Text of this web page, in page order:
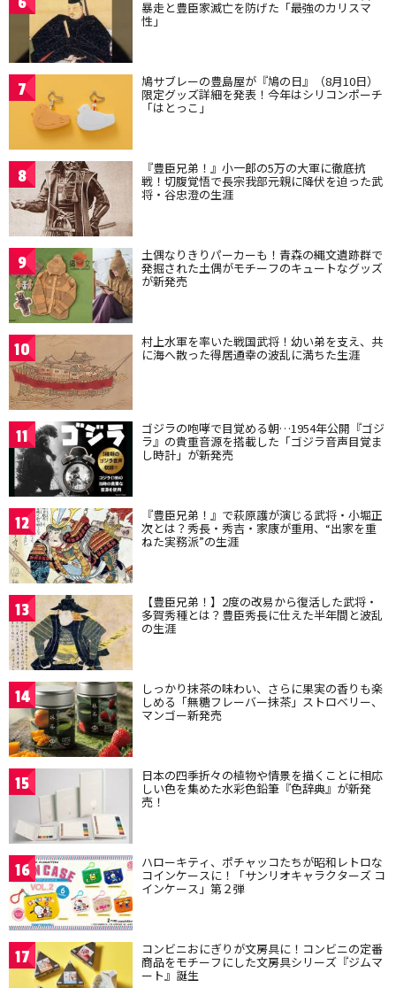
暴走と豊臣家滅亡を防げた「最強のカリスマ
性」
7 鳩サブレーの豊島屋が『鳩の日』（8月10日）
限定グッズ詳細を発表！今年はシリコンポーチ
「はとっこ」
8 『豊臣兄弟！』小一郎の5万の大軍に徹底抗
戦！切腹覚悟で長宗我部元親に降伏を迫った武
将・谷忠澄の生涯
9 土偶なりきりパーカーも！青森の縄文遺跡群で
発掘された土偶がモチーフのキュートなグッズ
が新発売
10 村上水軍を率いた戦国武将！幼い弟を支え、共
に海へ散った得居通幸の波乱に満ちた生涯
11 ゴジラの咆哮で目覚める朝…1954年公開『ゴジ
ラ』の貴重音源を搭載した「ゴジラ音声目覚ま
し時計」が新発売
12 『豊臣兄弟！』で萩原護が演じる武将・小堀正
次とは？秀長・秀吉・家康が重用、“出家を重
ねた実務派”の生涯
13 【豊臣兄弟！】2度の改易から復活した武将・
多賀秀種とは？豊臣秀長に仕えた半年間と波乱
の生涯
14 しっかり抹茶の味わい、さらに果実の香りも楽
しめる「無糖フレーバー抹茶」ストロベリー、
マンゴー新発売
15 日本の四季折々の植物や情景を描くことに相応
しい色を集めた水彩色鉛筆『色辞典』が新発
売！
16 ハローキティ、ポチャッコたちが昭和レトロな
コインケースに！「サンリオキャラクターズ コ
インケース」第２弾
17 コンビニおにぎりが文房具に！コンビニの定番
商品をモチーフにした文房具シリーズ『ジムマ
ート』誕生